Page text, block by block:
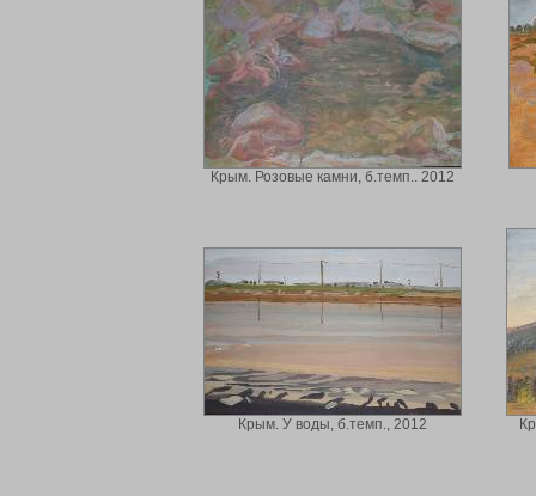
Крым. Розовые камни, б.темп.. 2012
Крым. У воды, б.темп., 2012